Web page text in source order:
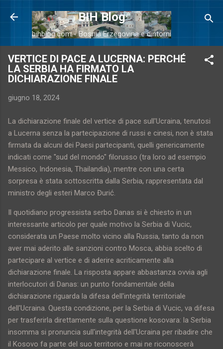
Passa ai contenuti principali
BIH Blog
bihblog.com - Bosnia Erzegovina e dintorni
VERTICE DI PACE A LUCERNA: PERCHÉ
LA SERBIA HA FIRMATO LA
DICHIARAZIONE FINALE
giugno 18, 2024
La dichiarazione finale del vertice di pace sull'Ucraina, tenutosi
a Lucerna senza la partecipazione di russi e cinesi, non è stata
firmata da alcuni dei Paesi partecipanti, quelli genericamente
indicati come "sud del mondo" filorusso (tra loro ad esempio
Messico, Indonesia, Thailandia), mentre con una certa
sorpresa è stata sottoscritta dalla Serbia, rappresentata dal
ministro degli esteri Marco Đurić.
Il quotidiano progressista serbo Danas si è chiesto in un
interessante articolo per quale motivo la Serbia di Vucic,
considerata un Paese molto vicino alla Russia, tanto da non
aver mai aderito alle sanzioni contro Mosca, abbia scelto di
partecipare al vertice e di aderire acriticamente alla
dichiarazione finale. La risposta appare abbastanza ovvia agli
interlocutori di Danas: un punto fondamentale della
dichiarazione riguarda la difesa dell'integrità territoriale
dell'Ucraina. Questa condizione, per la Serbia di Vucic, va difesa
per trasferirla direttamente sulla questione kosovara: la Serbia
insomma si pronuncia sull'integrità dell'Ucraina per ribadire che
il Kosovo fa parte del suo territorio e mai ne riconoscerà